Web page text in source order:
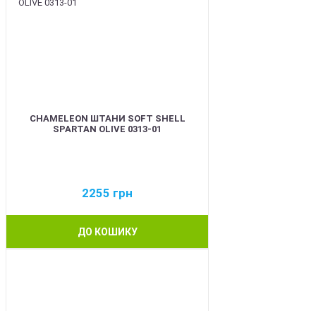
CHAMELEON ШТАНИ SOFT SHELL
SPARTAN OLIVE 0313-01
2255 грн
ДО КОШИКУ